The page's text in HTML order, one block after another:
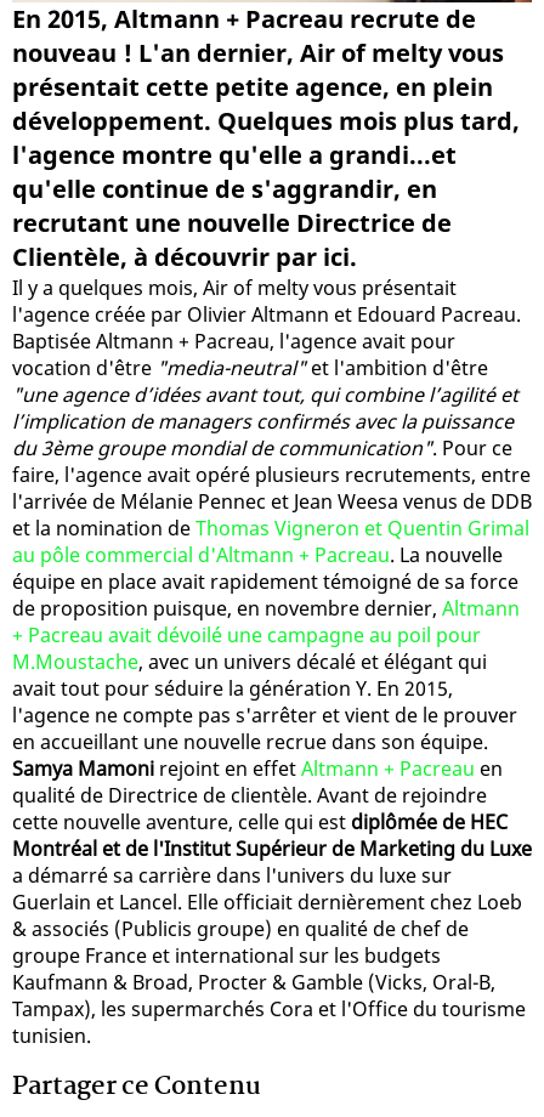
En 2015, Altmann + Pacreau recrute de
nouveau ! L'an dernier, Air of melty vous
présentait cette petite agence, en plein
développement. Quelques mois plus tard,
l'agence montre qu'elle a grandi...et
qu'elle continue de s'aggrandir, en
recrutant une nouvelle Directrice de
Clientèle, à découvrir par ici.
Il y a quelques mois, Air of melty vous présentait
l'agence créée par Olivier Altmann et Edouard Pacreau.
Baptisée Altmann + Pacreau, l'agence avait pour
vocation d'être "media-neutral"et l'ambition d'être
"une agence d’idées avant tout, qui combine l’agilité et
l’implication de managers confirmés avec la puissance
du 3ème groupe mondial de communication". Pour ce
faire, l'agence avait opéré plusieurs recrutements, entre
l'arrivée de Mélanie Pennec et Jean Weesa venus de DDB
et la nomination deThomas Vigneron et Quentin Grimal
au pôle commercial d'Altmann + Pacreau. La nouvelle
équipe en place avait rapidement témoigné de sa force
de proposition puisque, en novembre dernier, Altmann
+ Pacreau avait dévoilé une campagne au poil pour
M.Moustache, avec un univers décalé et élégant qui
avait tout pour séduire la génération Y. En 2015,
l'agence ne compte pas s'arrêter et vient de le prouver
en accueillant une nouvelle recrue dans son équipe.
Samya Mamoni rejoint en effetAltmann + Pacreau en
qualité de Directrice de clientèle. Avant de rejoindre
cette nouvelle aventure, celle qui est diplômée de HEC
Montréal et de l'Institut Supérieur de Marketing du Luxe
a démarré sa carrière dans l'univers du luxe sur
Guerlain et Lancel. Elle officiait dernièrement chez Loeb
& associés (Publicis groupe) en qualité de chef de
groupe France et international sur les budgets
Kaufmann & Broad, Procter & Gamble (Vicks, Oral-B,
Tampax), les supermarchés Cora et l'Office du tourisme
tunisien.
Partager ce Contenu